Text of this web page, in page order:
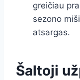
greičiau
sezono
atsargas.
Šaltoji